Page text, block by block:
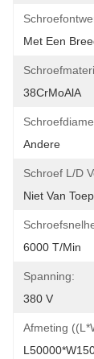
Met Een
38CrMoAlA
Andere
Schroef L/D
Niet Van
6000 T/min
Spanning:
380 V
Afmeting